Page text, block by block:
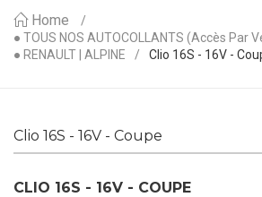
Home
● TOUS NOS AUTOCOLLANTS (accès Par
● RENAULT | ALPINE
Clio 16S - 16V -
Clio 16S - 16V - Coupe
CLIO 16S - 16V - COUPE